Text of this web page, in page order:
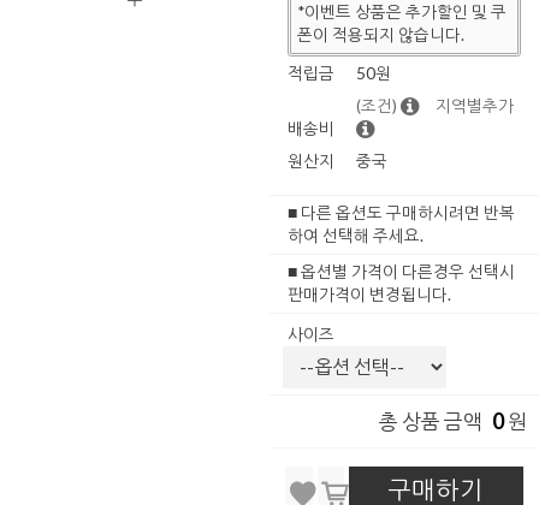
*이벤트 상품은 추가할인 및 쿠
폰이 적용되지 않습니다.
적립금
50원
배송비
(조건) 지역별추가
원산지 중국
■ 다른 옵션도 구매하시려면 반복
하여 선택해 주세요.
■ 옵션별 가격이 다른경우 선택시
판매가격이 변경됩니다.
사이즈
총 상품 금액 0원
구매하기